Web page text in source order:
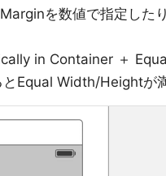
を数値で指定し
in Container ＋
Equal Width/Heightが